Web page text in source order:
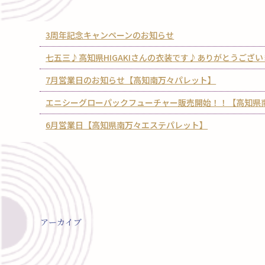
3周年記念キャンペーンのお知らせ
七五三♪高知県HIGAKIさんの衣装です♪ありがとうござ
7月営業日のお知らせ【高知南万々パレット】
エニシーグローパックフューチャー販売開始！！【高知県
6月営業日【高知県南万々エステパレット】
アーカイブ